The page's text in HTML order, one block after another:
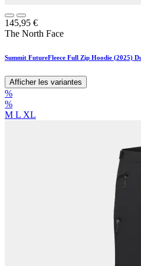
145,95 €
The North Face
Summit FutureFleece Full Zip Hoodie (2025)
Afficher les variantes
%
%
M L XL